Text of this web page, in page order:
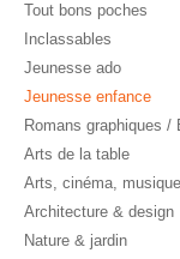
Tout bons poches
Inclassables
Jeunesse ado
Jeunesse enfance
Romans graphiques /
Arts de la table
Arts, cinéma,
Architecture & design
Nature & jardin